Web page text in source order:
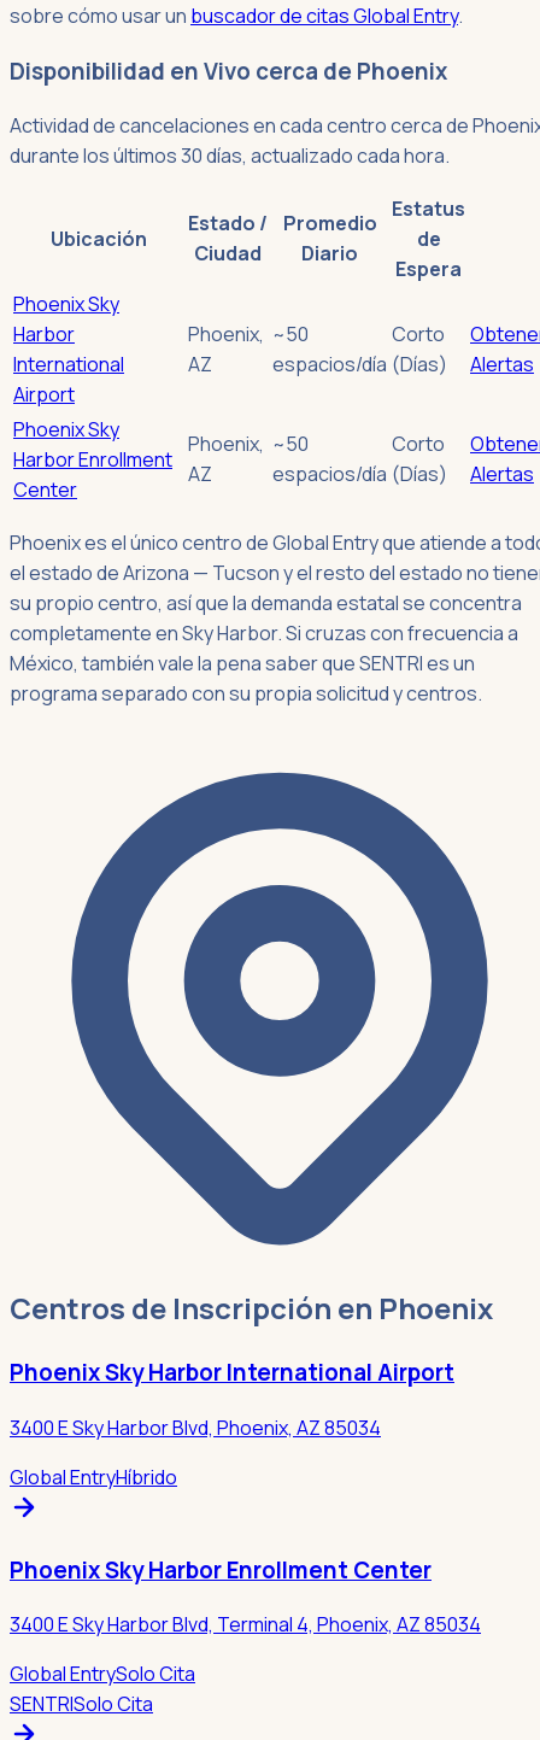
sobre cómo usar un buscador de citas Global Entry.
Disponibilidad en Vivo cerca de Phoenix
Actividad de cancelaciones en cada centro cerca de
durante los últimos 30 días, actualizado cada hora.
Ubicación
Estado /
Ciudad
Promedio
Diario
Estatus
de
Espera
Phoenix Sky
Harbor
International
Airport
Phoenix,
AZ
~50
espacios/día
Corto
(Días)
Alertas
Phoenix Sky
Harbor Enrollment
Center
Phoenix,
AZ
~50
espacios/día
Corto
(Días)
Alertas
Phoenix es el único centro de Global Entry que atiende a
el estado de Arizona — Tucson y el resto del estado no
su propio centro, así que la demanda estatal se concentra
completamente en Sky Harbor. Si cruzas con frecuencia a
México, también vale la pena saber que SENTRI es un
programa separado con su propia solicitud y centros.
Centros de Inscripción en Phoenix
Phoenix Sky Harbor International Airport
3400 E Sky Harbor Blvd, Phoenix, AZ 85034
Global EntryHíbrido
Phoenix Sky Harbor Enrollment Center
3400 E Sky Harbor Blvd, Terminal 4, Phoenix, AZ 85034
Global EntrySolo Cita
SENTRISolo Cita